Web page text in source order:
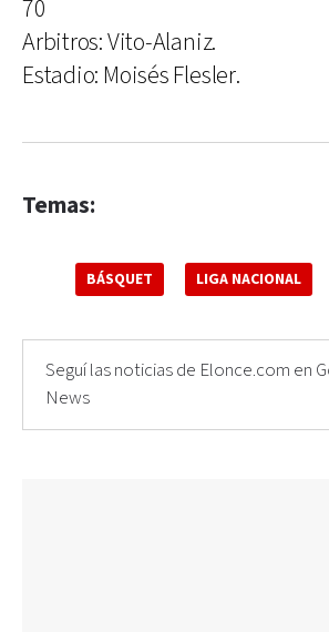
70
Arbitros: Vito-Alaniz.
Estadio: Moisés Flesler.
Temas:
BÁSQUET LIGA NACIONAL
Seguí las noticias de Elonce.com en
News